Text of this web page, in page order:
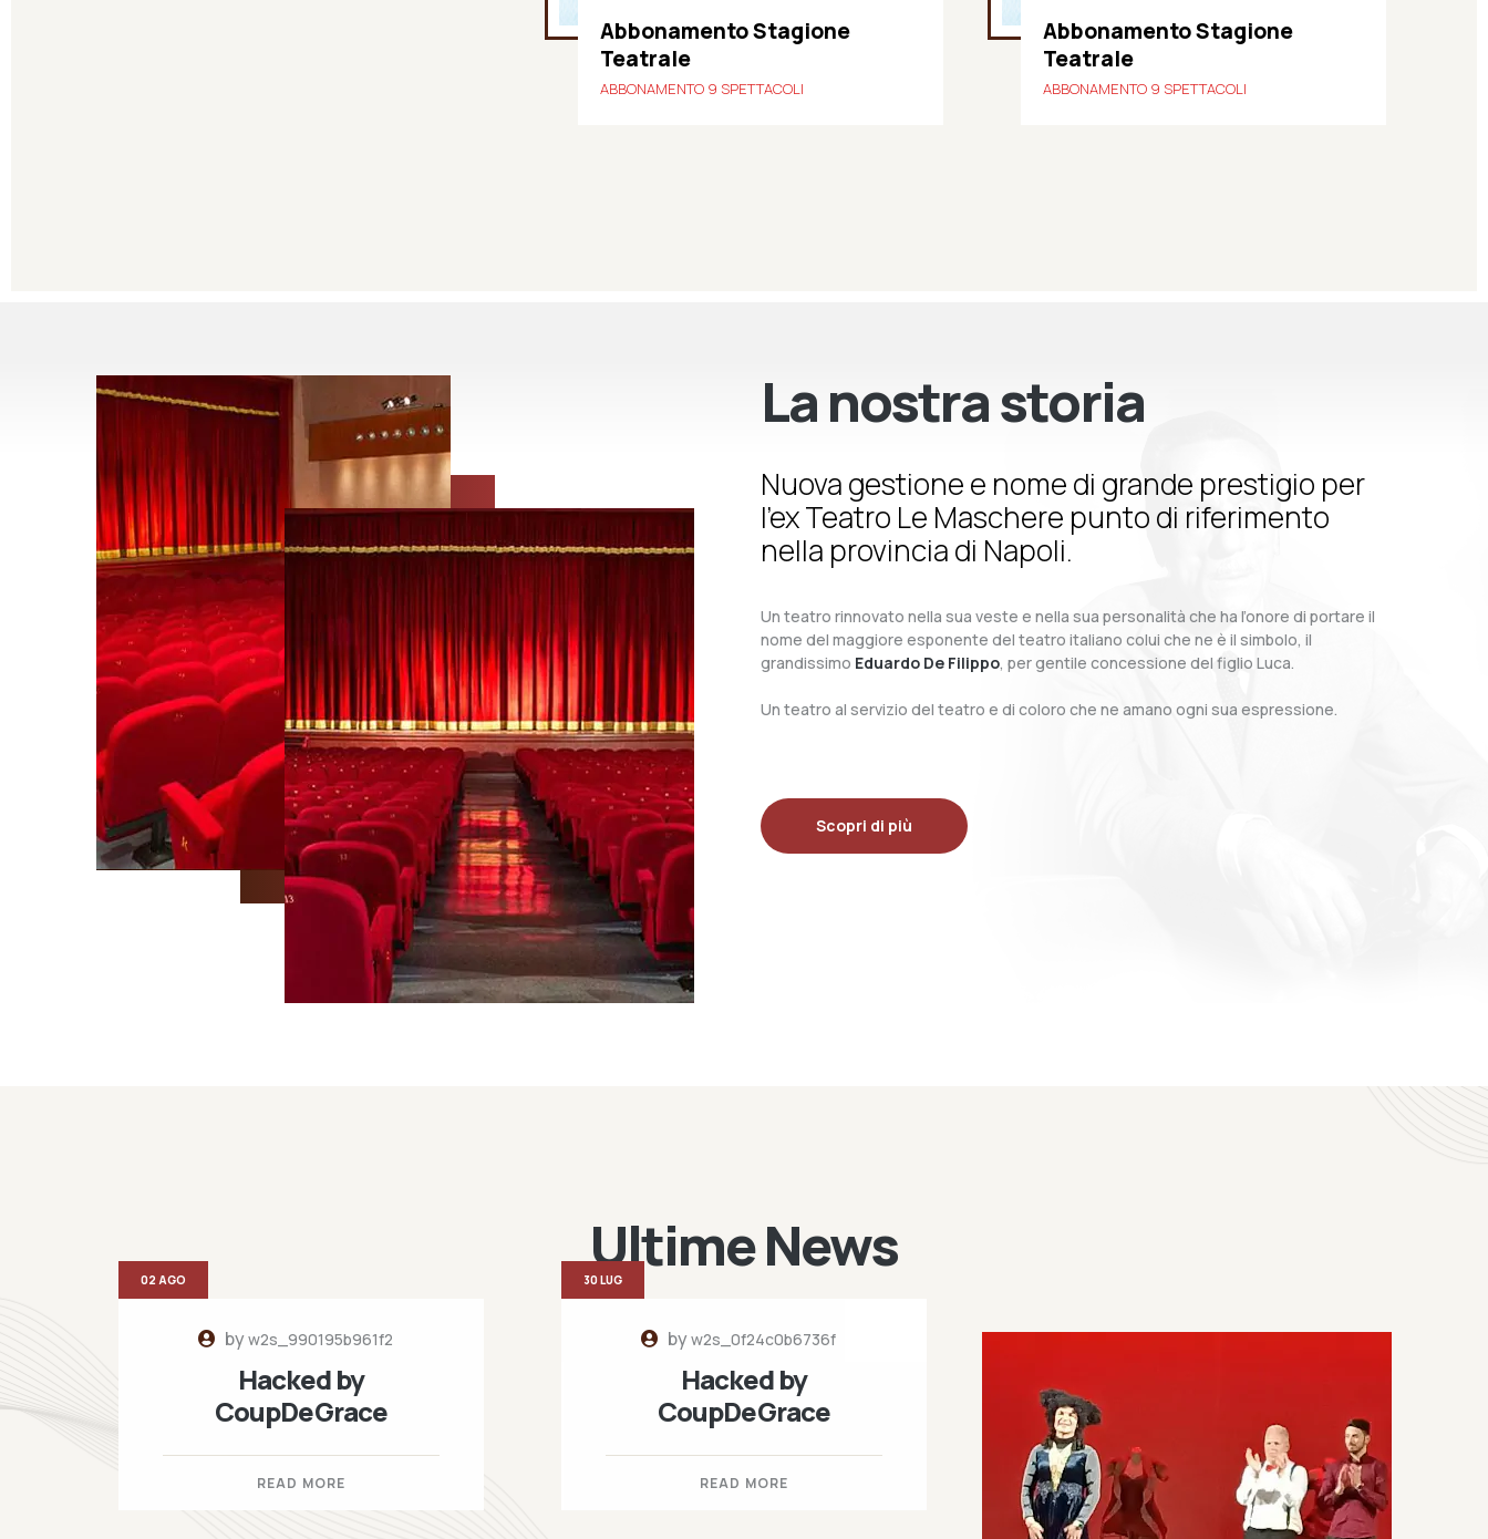
Abbonamento Stagione
Teatrale
ABBONAMENTO 9 SPETTACOLI
Abbonamento Stagione
Teatrale
ABBONAMENTO 9 SPETTACOLI
La nostra storia
Nuova gestione e nome di grande prestigio per
l’ex Teatro Le Maschere punto di riferimento
nella provincia di Napoli.
Un teatro rinnovato nella sua veste e nella sua personalità che ha l’onore di portare il
nome del maggiore esponente del teatro italiano colui che ne è il simbolo, il
grandissimo Eduardo De Filippo, per gentile concessione del figlio Luca.
Un teatro al servizio del teatro e di coloro che ne amano ogni sua espressione.
Scopri di più
Ultime News
byw2s_990195b961f2
Hacked by
CoupDeGrace
READ MORE
02 AGO
byw2s_0f24c0b6736f
Hacked by
CoupDeGrace
READ MORE
30 LUG